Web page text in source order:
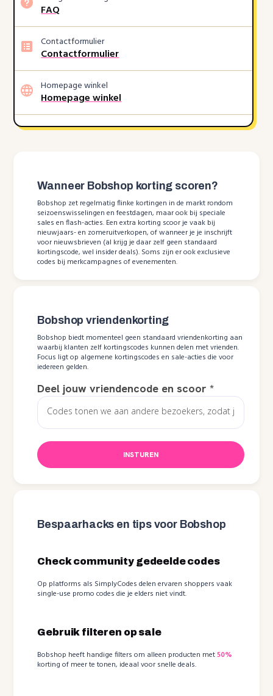
FAQ
Contactformulier
Contactformulier
Homepage winkel
Homepage winkel
Wanneer Bobshop korting scoren?
Bobshop zet regelmatig flinke kortingen in de markt rondom
seizoenswisselingen en feestdagen, maar ook bij speciale
sales en flash-acties. Een extra korting scoor je vaak bij
nieuwjaars- en zomeruitverkopen, of wanneer je je inschrijft
voor nieuwsbrieven (al krijg je daar zelf geen standaard
kortingscode, wel insider deals). Soms zijn er ook exclusieve
codes bij merkcampagnes of evenementen.
Bobshop vriendenkorting
Bobshop biedt momenteel geen standaard vriendenkorting aan
waarbij klanten zelf kortingscodes kunnen delen met vrienden.
Focus ligt op algemene kortingscodes en sale-acties die voor
iedereen gelden.
Deel jouw vriendencode en scoor*
INSTUREN
Bespaarhacks en tips voor Bobshop
Check community gedeelde codes
Op platforms als SimplyCodes delen ervaren shoppers vaak
single-use promo codes die je elders niet vindt.
Gebruik filteren op sale
Bobshop heeft handige filters om alleen producten met50%
korting of meer te tonen, ideaal voor snelle deals.